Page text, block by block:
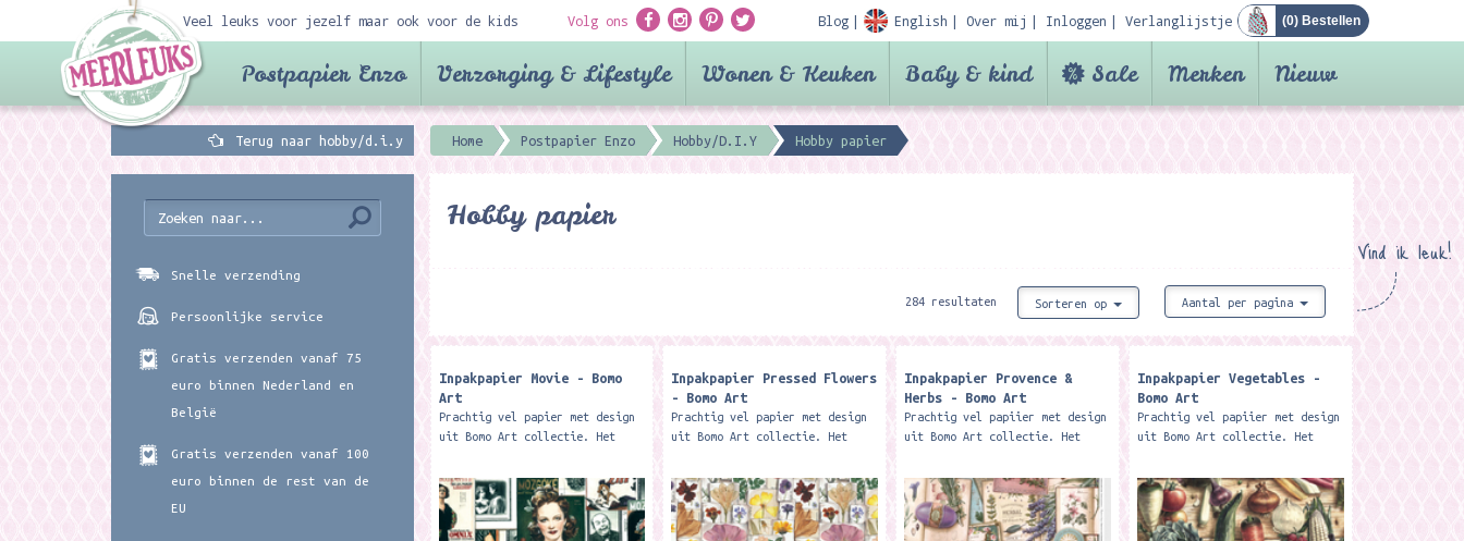
Veel leuks voor jezelf maar ook voor de kids Volg ons Blog English Over mij Inloggen Verlanglijstje (0) Bestellen
Postpapier Enzo Verzorging & Lifestyle Wonen & Keuken Baby & kind Sale Merken Nieuw
Terug naar hobby/d.i.y Home Postpapier Enzo Hobby/D.I.Y Hobby papier
Vind ik leuk!
Hobby papier
284 resultaten Sorteren op Aantal per pagina
Inpakpapier Movie - Bomo
Art
Prachtig vel papier met design
uit Bomo Art collectie. Het
cm en wordt netjes gevouwen tot
ongeveer A4 formaat....
Inpakpapier Pressed Flowers
- Bomo Art
Prachtig vel papier met design
uit Bomo Art collectie. Het
cm en wordt netjes gevouwen tot
ongeveer A4 formaat....
Inpakpapier Provence &
Herbs - Bomo Art
Prachtig vel papiier met design
uit Bomo Art collectie. Het
cm en wordt netjes gevouwen tot
ongeveer A4 formaat....
Inpakpapier Vegetables -
Bomo Art
Prachtig vel papiier met design
uit Bomo Art collectie. Het
cm en wordt netjes gevouwen tot
ongeveer A4 formaat....
Snelle verzending
Persoonlijke service
Gratis verzenden vanaf 75
euro binnen Nederland en
België
Gratis verzenden vanaf 100
euro binnen de rest van de
EU